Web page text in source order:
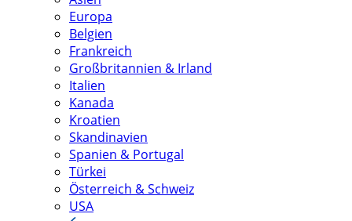
Europa
Belgien
Frankreich
Großbritannien & Irland
Italien
Kanada
Kroatien
Skandinavien
Spanien & Portugal
Türkei
Österreich & Schweiz
USA